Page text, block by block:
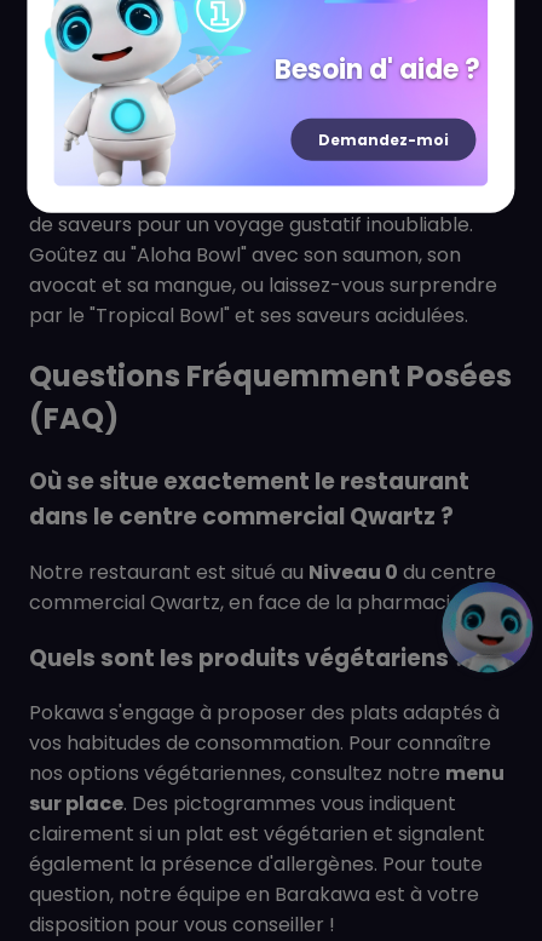
Et pour les plus jeunes aventuriers, découvrez
notrePoka Box Enfant
: une box sur mesure avec
un mini Poké au poulet, une boisson, un dessert et
une surprise !
Découvrez nosrecettes signatures, un condensé
de saveurs pour un voyage gustatif inoubliable.
Goûtez au "Aloha Bowl" avec son saumon, son
avocat et sa mangue, ou laissez-vous surprendre
par le "Tropical Bowl" et ses saveurs acidulées.
Questions Fréquemment Posées
(FAQ)
Où se situe exactement le restaurant
dans le centre commercial Qwartz ?
Notre restaurant est situé au Niveau 0 du centre
commercial Qwartz, en face de la pharmacie.
Quels sont les produits végétariens ?
Pokawa s'engage à proposer des plats adaptés à
vos habitudes de consommation. Pour connaître
nos options végétariennes, consultez notre menu
sur place. Des pictogrammes vous indiquent
clairement si un plat est végétarien et signalent
également la présence d'allergènes. Pour toute
question, notre équipe en Barakawa est à votre
disposition pour vous conseiller !
Besoin d' aide ?
Demandez-moi